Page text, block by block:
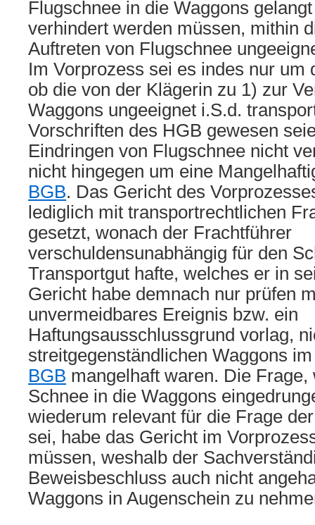
Flugschnee in die Waggons
verhindert werden müssen, mithin
Auftreten von Flugschnee
Im Vorprozess sei es indes nur um
ob die von der Klägerin zu 1) zur
Waggons ungeeignet i.S.d.
Vorschriften des HGB gewesen
Eindringen von Flugschnee nicht
nicht hingegen um eine
BGB. Das Gericht des
lediglich mit transportrechtlichen
gesetzt, wonach der Frachtführer
verschuldensunabhängig für den
Transportgut hafte, welches er in
Gericht habe demnach nur prüfen
unvermeidbares Ereignis bzw. ein
Haftungsausschlussgrund vorlag,
streitgegenständlichen Waggons
BGB mangelhaft waren. Die
Schnee in die Waggons
wiederum relevant für die Frage
sei, habe das Gericht im
müssen, weshalb der
Beweisbeschluss auch nicht
Waggons in Augenschein zu